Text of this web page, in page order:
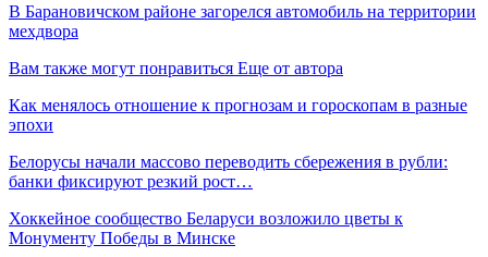
В Барановичском районе загорелся автомобиль на территории
мехдвора
Вам также могут понравиться Еще от автора
Как менялось отношение к прогнозам и гороскопам в разные
эпохи
Белорусы начали массово переводить сбережения в рубли:
банки фиксируют резкий рост…
Хоккейное сообщество Беларуси возложило цветы к
Монументу Победы в Минске